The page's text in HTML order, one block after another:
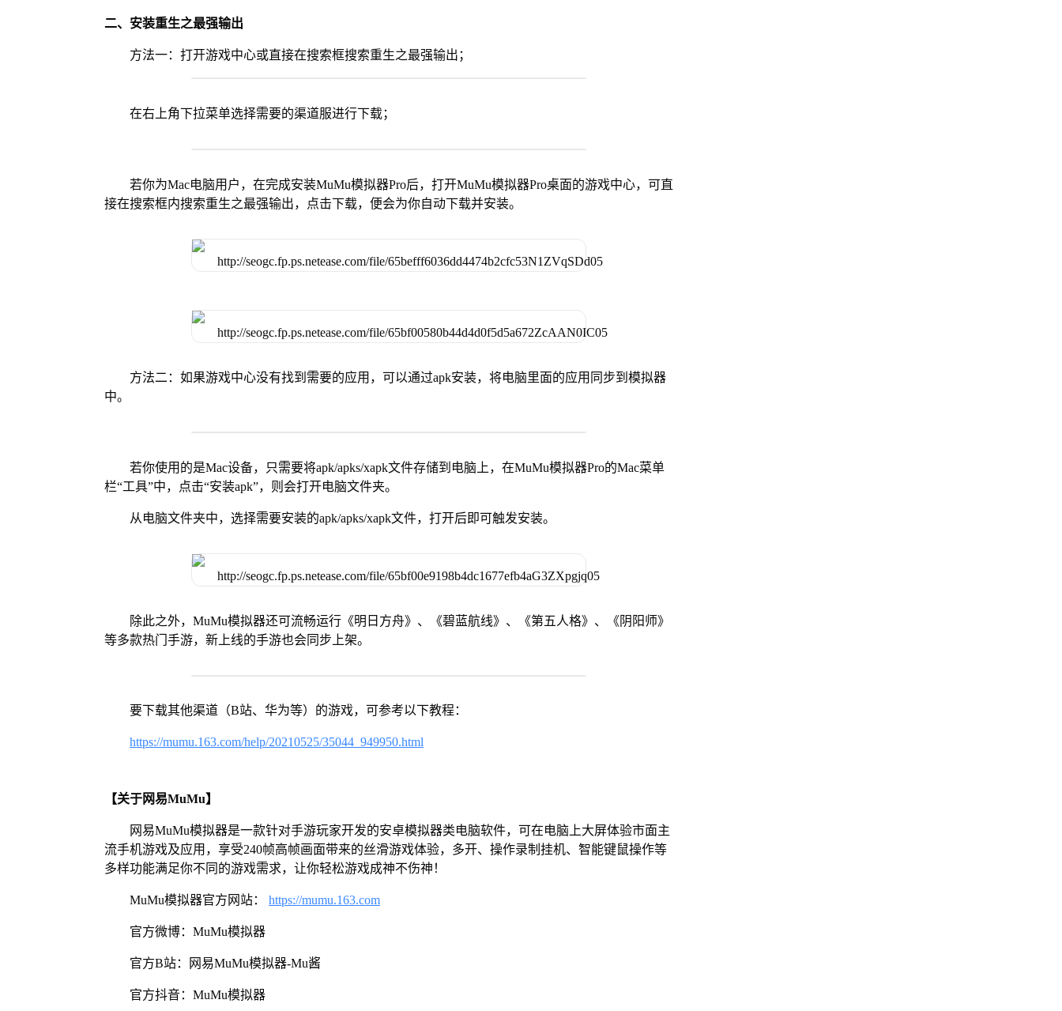
二、安装重生之最强输出
方法一：打开游戏中心或直接在搜索框搜索重生之最强输出；
在右上角下拉菜单选择需要的渠道服进行下载；
若你为Mac电脑用户，在完成安装MuMu模拟器Pro后，打开MuMu模拟器Pro桌面的游戏中心，可直
接在搜索框内搜索重生之最强输出，点击下载，便会为你自动下载并安装。
方法二：如果游戏中心没有找到需要的应用，可以通过apk安装，将电脑里面的应用同步到模拟器
中。
若你使用的是Mac设备，只需要将apk/apks/xapk文件存储到电脑上，在MuMu模拟器Pro的Mac菜单
栏“工具”中，点击“安装apk”，则会打开电脑文件夹。
从电脑文件夹中，选择需要安装的apk/apks/xapk文件，打开后即可触发安装。
除此之外，MuMu模拟器还可流畅运行《明日方舟》、《碧蓝航线》、《第五人格》、《阴阳师》
等多款热门手游，新上线的手游也会同步上架。
要下载其他渠道（B站、华为等）的游戏，可参考以下教程：
https://mumu.163.com/help/20210525/35044_949950.html
【关于网易MuMu】
网易MuMu模拟器是一款针对手游玩家开发的安卓模拟器类电脑软件，可在电脑上大屏体验市面主
流手机游戏及应用，享受240帧高帧画面带来的丝滑游戏体验，多开、操作录制挂机、智能键鼠操作等
多样功能满足你不同的游戏需求，让你轻松游戏成神不伤神！
MuMu模拟器官方网站： https://mumu.163.com
官方微博：MuMu模拟器
官方B站：网易MuMu模拟器-Mu酱
官方抖音：MuMu模拟器